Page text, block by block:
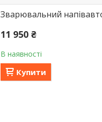
Зварювальний
11 950 ₴
В наявності
Купити